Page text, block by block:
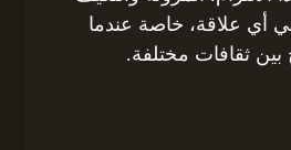
أي علاقة، خاصة عندما
بين ثقافات مختلفة.